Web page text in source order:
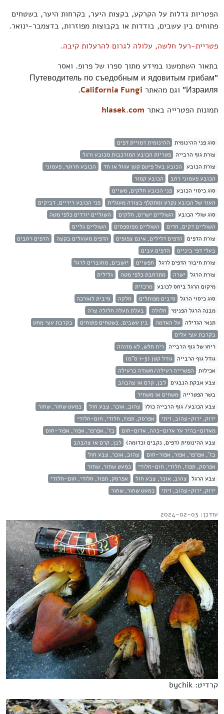
הפטריות גדלות על הקרקע, בקצות היער, בקרחות היער, בשטחים
פתוחים בין עשבים, בודדות או בקבוצות מפוזרות, בדצמבר-ינואר.
פטריית-רעל חלשה, עלולה לגרום להרעלות קיבה.
בתאור השתמשנו במידע מתוך ספרו של פרופ. ואסר
"Путеводитель по съедобным и ядовитым грибам
Израиля" וגם מהאתר
California Fungi
.
תמונות הפטרייה באתרhlasek.com
סוג פני ההינומית ההינומית דמויית דפים
צורת גוף הרבייה פטריות הכובע המורכבות מכובע ורגל
צורת הכובע הכובע בעל פיטם קטן עגול או חד
הכובע חרוטי, פעמוני
הכובע פעמוני רחב
הכובע קמור
סוג כיסוי הכובע פני הכובע חלקים, משיים
העור של הכובע נקרע ומתקלף בצורה מעגלית
פני הכובע ריריים, דביקים
סוג שולי הכובע השוליים ישרים, חלקים
השוליים יורדים כלפי מטה
השוליים דקים, חדים
השוליים מפוספסים
השוליים גליים
צורת הדפים הדפים דלילים, אינם צפופים הדפים מעוגלים בקצה
הדפים רחבים
בעלי דפי ביניים
הדפים עבים
צורת חיבור הדפים לרגל חפשיים
יושבים, מחוברים לרגל
צורת הרגל ישרה מתרחבת כלפי מטה
גלילית
מיקום הרגל ביחס לכובע מרכזית
סוג כיסוי הרגל סיבים מפותלים חלקה
סיבית לאורכה
מבנה הרגל הפנימי חלולה
בעלת תעלה חלולה צרה
תנאי הגדילה על האדמה בין עשבים, בשטחים פתוחים
בקרבת עצי מחט
בקרבת עצי עלים
ריחו של גוף הרבייה ריח חלש, לא מזוהה
גודל גוף הרבייה גודל קטן (1-5 ס"מ)
אכילות הפטרייה רעילה/חשודה כרעילה
צבע אבקת הנבגים לבן, קרם או צהבהב
בשר הפטרייה משחים או משחיר
צבע הכובע/ גוף הרבייה כולו צהוב, אוכר, צבע חול
כמעט שחור, שחור
ירוק, ירוק-צהוב, זיתי
אפרסק, תפוז, חלודי, חום-חלודי
מאדום-בהיר עד אדום-כהה, אדום-חום
בז', אפרפר, אפור, אפור-חום
צבע ההינומית (דפים, נקבים וכדומה) לבן, קרם או צהבהב
בז', אפרפר, אפור, אפור-חום
צהוב, אוכר, צבע חול
אפרסק, תפוז, חלודי, חום-חלודי
כמעט שחור, שחור
צבע הרגל צהוב, אוכר, צבע חול
אפרסק, תפוז, חלודי, חום-חלודי
ירוק, ירוק-צהוב, זיתי
כמעט שחור, שחור
עודכן: 2024-02-03
קרדיט: bychik